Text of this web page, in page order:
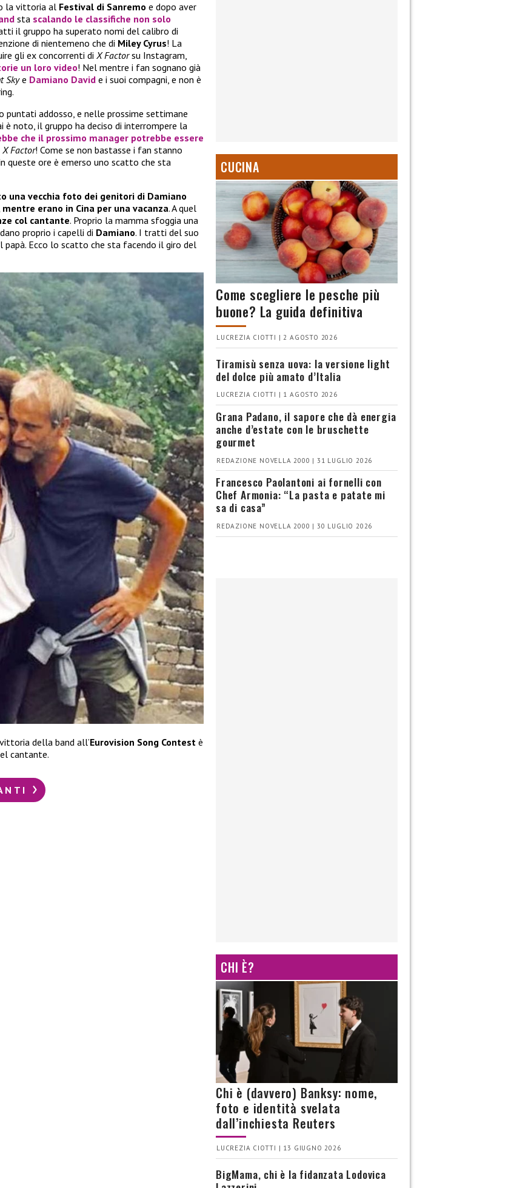
la vittoria al Festival di Sanremo e dopo aver
sta scalando le classifiche non solo
il gruppo ha superato nomi del calibro di
di nientemeno che di Miley Cyrus! La
gli ex concorrenti di X Factorsu Instagram,
un loro video! Nel mentre i fan sognano già
Skye Damiano David e i suoi compagni, e non è
puntati addosso, e nelle prossime settimane
è noto, il gruppo ha deciso di interrompere la
che il prossimo manager potrebbe essere
X Factor! Come se non bastasse i fan stanno
queste ore è emerso uno scatto che sta
vecchia foto dei genitori di Damiano
erano in Cina per una vacanza. A quel
col cantante. Proprio la mamma sfoggia una
proprio i capelli di Damiano. I tratti del suo
Ecco lo scatto che sta facendo il giro del
della band all’Eurovision Song Contest è
cantante.
CUCINA
Come scegliere le pesche più
buone? La guida definitiva
LUCREZIA CIOTTI | 2 AGOSTO 2026
Tiramisù senza uova: la versione light
del dolce più amato d’Italia
LUCREZIA CIOTTI | 1 AGOSTO 2026
Grana Padano, il sapore che dà energia
anche d’estate con le bruschette
gourmet
REDAZIONE NOVELLA 2000 | 31 LUGLIO 2026
Francesco Paolantoni ai fornelli con
Chef Armonia: “La pasta e patate mi
sa di casa”
REDAZIONE NOVELLA 2000 | 30 LUGLIO 2026
CHI È?
Chi è (davvero) Banksy: nome,
foto e identità svelata
dall’inchiesta Reuters
LUCREZIA CIOTTI | 13 GIUGNO 2026
BigMama, chi è la fidanzata Lodovica